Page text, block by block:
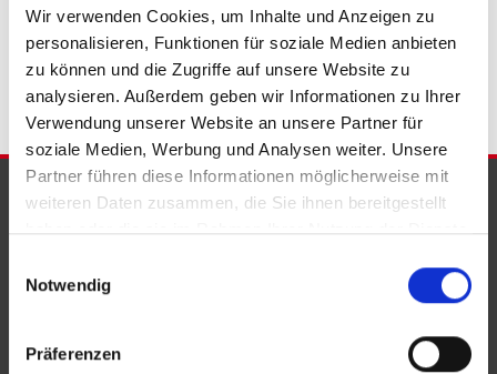
Wir verwenden Cookies, um Inhalte und Anzeigen zu
personalisieren, Funktionen für soziale Medien anbieten
zu können und die Zugriffe auf unsere Website zu
analysieren. Außerdem geben wir Informationen zu Ihrer
Verwendung unserer Website an unsere Partner für
soziale Medien, Werbung und Analysen weiter. Unsere
Partner führen diese Informationen möglicherweise mit
weiteren Daten zusammen, die Sie ihnen bereitgestellt
haben oder die sie im Rahmen Ihrer Nutzung der Dienste
Notwendig
Präferenzen
Bad Eilsen
Immobilie Bad Eilsen
Immobilien Bad Eilsen
Immobilienkauf Bad Eilsen
PARTNER & AUSZEICHNUNGEN